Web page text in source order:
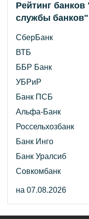
Рейтинг
службы банков"
СберБанк
ВТБ
ББР Банк
УБРиР
Банк ПСБ
Альфа-Банк
Россельхозбанк
Банк Инго
Банк Уралсиб
Совкомбанк
на 07.08.2026